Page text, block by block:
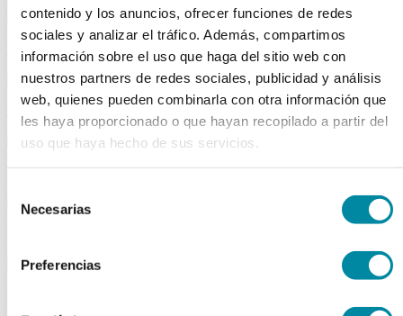
contenido y los anuncios, ofrecer funciones de redes
sociales y analizar el tráfico. Además, compartimos
información sobre el uso que haga del sitio web con
nuestros partners de redes sociales, publicidad y análisis
web, quienes pueden combinarla con otra información que
les haya proporcionado o que hayan recopilado a partir del
uso que haya hecho de sus servicios.
Necesarias
Preferencias
fungibles
reactivos merk
material aparatos